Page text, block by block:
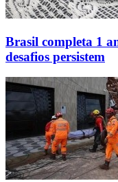
Brasil completa 1
desafios persistem